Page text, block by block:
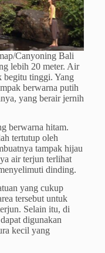
Canyoning Bali
lebih 20 meter. Air
begitu tinggi. Yang
berwarna putih
yang berair jernih
berwarna hitam.
tertutup oleh
tampak hijau
air terjun terlihat
dinding.
yang cukup
tersebut untuk
Selain itu, di
digunakan
kecil yang